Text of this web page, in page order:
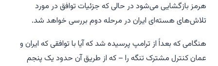
هرمز بازگشایی می‌شود در حالی که جزئیات توافق در مورد
تلاش‌های هسته‌ای ایران در مرحله دوم بررسی خواهد شد.
هنگامی که بعداً از ترامپ پرسیده شد که آیا با توافقی که ایران و
عمان کنترل مشترک تنگه را – که از طریق آن حدود یک پنجم